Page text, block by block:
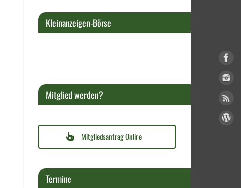
Kleinanzeigen-Börse
Mitglied werden?
Mitgliedsantrag Online
Termine